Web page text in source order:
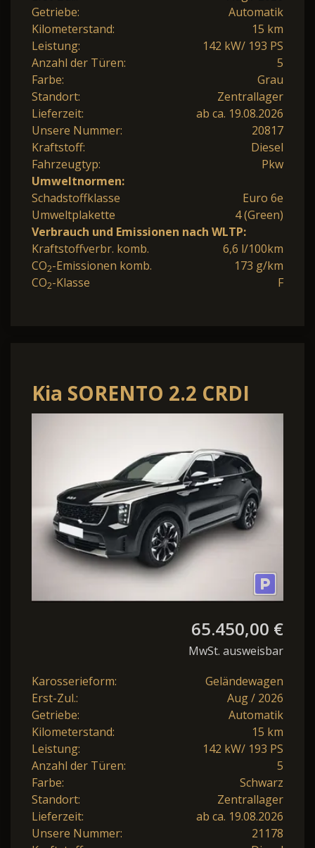
Getriebe:
Automatik
Kilometerstand:
15 km
Leistung:
142 kW/ 193 PS
Anzahl der Türen:
5
Farbe:
Grau
Standort:
Zentrallager
Lieferzeit:
ab ca. 19.08.2026
Unsere Nummer:
20817
Kraftstoff:
Diesel
Fahrzeugtyp:
Pkw
Umweltnormen:
Schadstoffklasse
Euro 6e
Umweltplakette
4 (Green)
Verbrauch und Emissionen nach WLTP:
Kraftstoffverbr. komb.
6,6 l/100km
CO2-Emissionen komb.
173 g/km
CO2-Klasse F
Kia SORENTO 2.2 CRDI
AWD DCT8 PLATINUM
MJ26 LEDER NA
65.450,00 €
MwSt. ausweisbar
Karosserieform:
Geländewagen
Erst-Zul.:
Aug / 2026
Getriebe:
Automatik
Kilometerstand:
15 km
Leistung:
142 kW/ 193 PS
Anzahl der Türen:
5
Farbe:
Schwarz
Standort:
Zentrallager
Lieferzeit:
ab ca. 19.08.2026
Unsere Nummer:
21178